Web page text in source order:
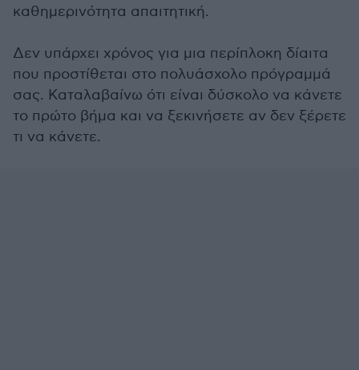
καθημερινότητα απαιτητική.
Δεν υπάρχει χρόνος για μια περίπλοκη δίαιτα
που προστίθεται στο πολυάσχολο πρόγραμμά
σας. Καταλαβαίνω ότι είναι δύσκολο να κάνετε
το πρώτο βήμα και να ξεκινήσετε αν δεν ξέρετε
τι να κάνετε.